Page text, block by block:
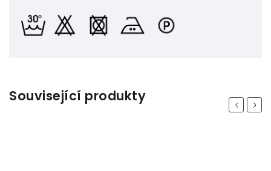
Související produkty Previous
Next